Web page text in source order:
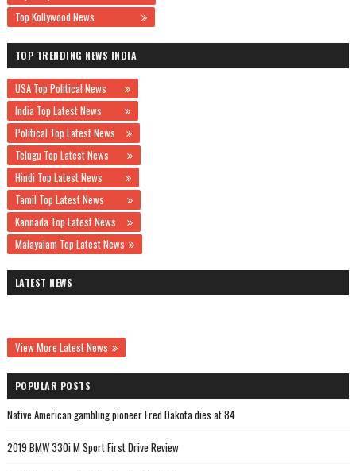
Top Kollywood News
TOP TRENDING NEWS INDIA
USA Top Political News
India Top Latest News
Political Top Latest News
Telugu Top Latest News
Hindi Top Latest News
Tamil Top Latest News
Kannada Top Latest News
Malayalam Top Latest News
LATEST NEWS
View More Latest News
POPULAR POSTS
Native American gambling pioneer Fred Dakota dies at 84
2019 BMW 330i M Sport First Drive Review